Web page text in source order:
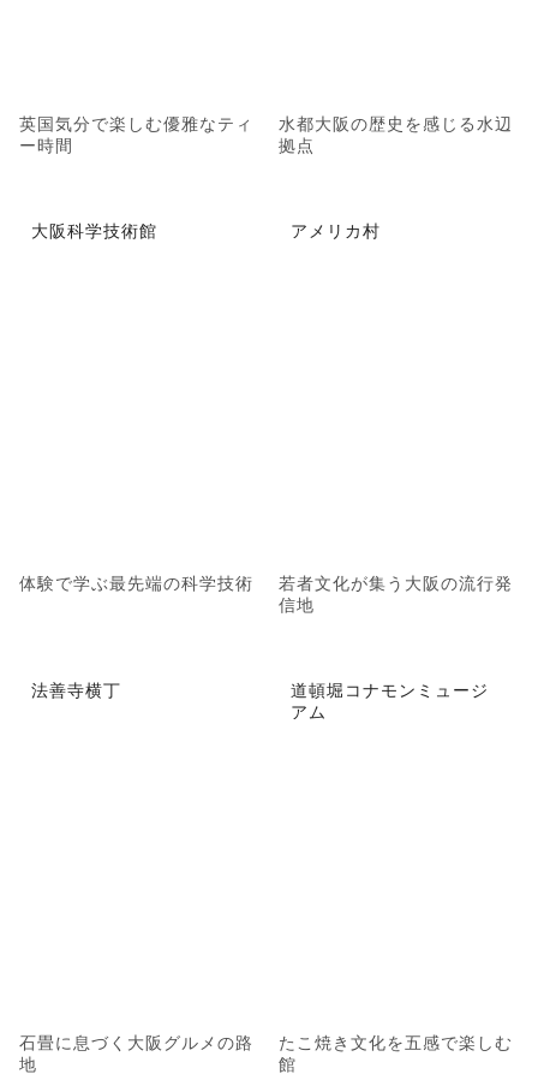
英国気分で楽しむ優雅なティ
ー時間
水都大阪の歴史を感じる水辺
拠点
大阪科学技術館
体験で学ぶ最先端の科学技術
アメリカ村
若者文化が集う大阪の流行発
信地
法善寺横丁
石畳に息づく大阪グルメの路
地
道頓堀コナモンミュージ
アム
たこ焼き文化を五感で楽しむ
館